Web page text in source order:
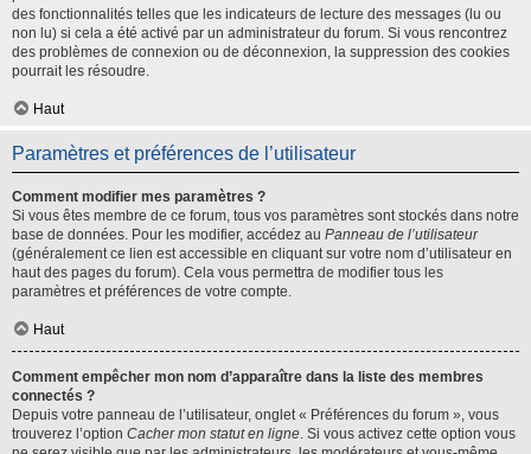
des fonctionnalités telles que les indicateurs de lecture des messages (lu ou
non lu) si cela a été activé par un administrateur du forum. Si vous rencontrez
des problèmes de connexion ou de déconnexion, la suppression des cookies
pourrait les résoudre.
Haut
Paramètres et préférences de l’utilisateur
Comment modifier mes paramètres ?
Si vous êtes membre de ce forum, tous vos paramètres sont stockés dans notre
base de données. Pour les modifier, accédez au Panneau de l’utilisateur
(généralement ce lien est accessible en cliquant sur votre nom d’utilisateur en
haut des pages du forum). Cela vous permettra de modifier tous les
paramètres et préférences de votre compte.
Haut
Comment empêcher mon nom d’apparaître dans la liste des membres
connectés ?
Depuis votre panneau de l’utilisateur, onglet « Préférences du forum », vous
trouverez l’option Cacher mon statut en ligne. Si vous activez cette option vous